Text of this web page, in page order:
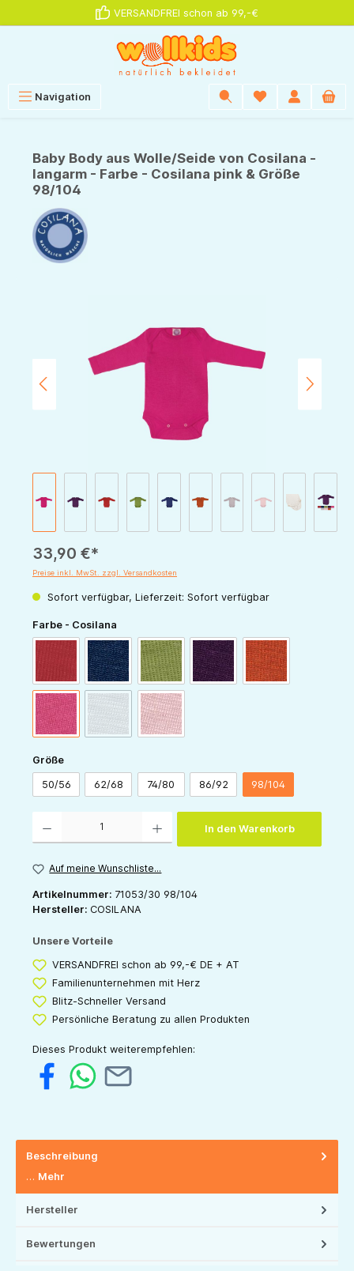
VERSANDFREI schon ab 99,-€
Navigation
Baby Body aus Wolle/Seide von Cosilana -
langarm - Farbe - Cosilana pink & Größe
98/104
33,90 €*
Preise inkl. MwSt. zzgl. Versandkosten
Sofort verfügbar, Lieferzeit: Sofort verfügbar
Farbe - Cosilana
marine grün pflaume orange
pink grau
(Diese Option ist zurzeit nicht verfügbar.)
rose
Größeauswählen
50/56 62/68 74/80 86/92 98/104
In den Warenkorb
Auf meine Wunschliste...
Artikelnummer: 71053/30 98/104
Hersteller: COSILANA
Unsere Vorteile
VERSANDFREI schon ab 99,-€ DE + AT
Familienunternehmen mit Herz
Blitz-Schneller Versand
Persönliche Beratung zu allen Produkten
Dieses Produkt weiterempfehlen:
Beschreibung
… Mehr
Hersteller
Bewertungen